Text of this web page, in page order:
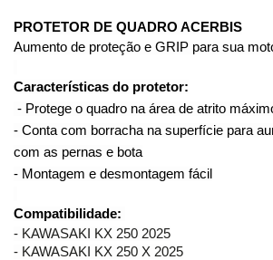
PROTETOR DE QUADRO ACERBIS
Aumento de proteção e GRIP para sua
Características do protetor:
- Protege o quadro na área de atrito
- Conta com borracha na superfície para
com as pernas e bota
- Montagem e desmontagem fácil
Compatibilidade:
- KAWASAKI KX 250 2025
- KAWASAKI KX 250 X 2025